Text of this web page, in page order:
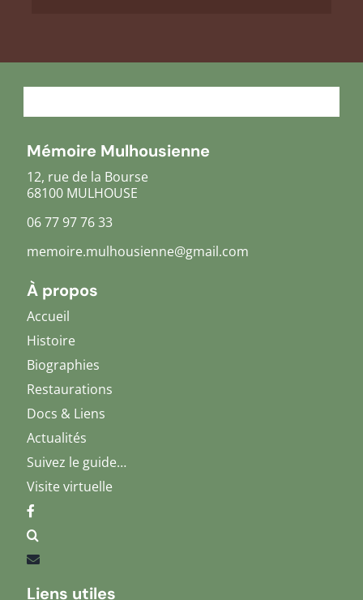
Mémoire Mulhousienne
12, rue de la Bourse
68100 MULHOUSE
06 77 97 76 33
memoire.mulhousienne@gmail.com
À propos
Accueil
Histoire
Biographies
Restaurations
Docs & Liens
Actualités
Suivez le guide…
Visite virtuelle
Liens utiles